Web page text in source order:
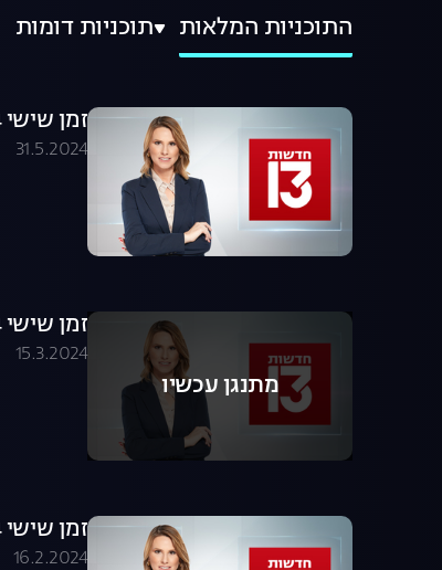
התוכניות המלאות תוכניות דומות
זמן שישי 31.05.24 - המהדורה המלאה
31.5.2024
מתנגן עכשיו
זמן שישי 15.03.24 - המהדורה המלאה
15.3.2024
זמן שישי 16.02.24 - המהדורה המלאה
16.2.2024